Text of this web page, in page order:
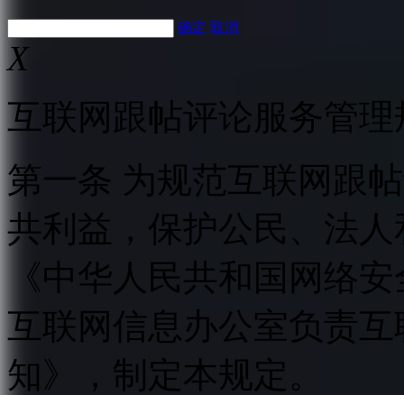
确定 取消
X
互联网跟帖评论服务管理
第一条 为规范互联网跟
共利益，保护公民、法
《中华人民共和国网络
互联网信息办公室负责
知》，制定本规定。